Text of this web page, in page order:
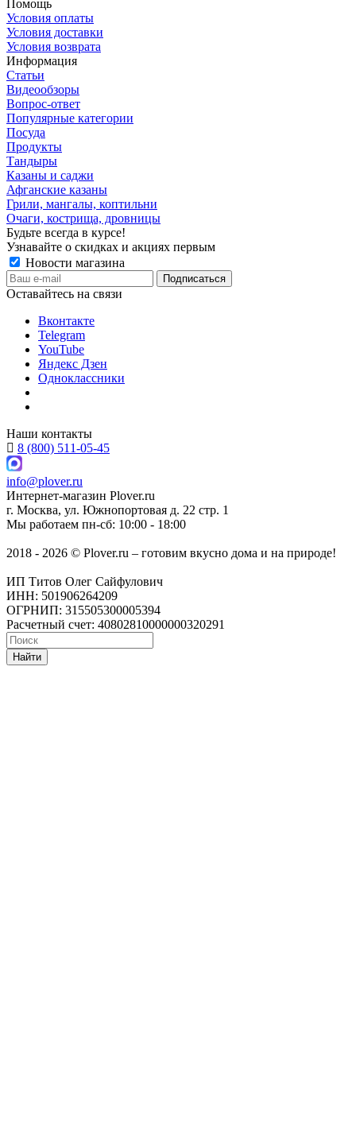
Помощь
Условия оплаты
Условия доставки
Условия возврата
Информация
Статьи
Видеообзоры
Вопрос-ответ
Популярные категории
Посуда
Продукты
Тандыры
Казаны и саджи
Афганские казаны
Грили, мангалы, коптильни
Очаги, кострища, дровницы
Будьте всегда в курсе!
Узнавайте о скидках и акциях первым
Новости магазина
Оставайтесь на связи
Вконтакте
Telegram
YouTube
Яндекс Дзен
Одноклассники
Наши контакты
8 (800) 511-05-45
info@plover.ru
Интернет-магазин Plover.ru
г. Москва, ул. Южнопортовая д. 22 стр. 1
Мы работаем пн-сб: 10:00 - 18:00
2018 - 2026 © Plover.ru – готовим вкусно дома и на природе!
ИП Титов Олег Сайфулович
ИНН: 501906264209
ОГРНИП: 315505300005394
Расчетный счет: 40802810000000320291
Найти